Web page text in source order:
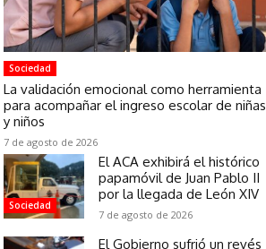
Sociedad
La validación emocional como herramienta
para acompañar el ingreso escolar de niñas
y niños
7 de agosto de 2026
Sociedad
El ACA exhibirá el histórico
papamóvil de Juan Pablo II
por la llegada de León XIV
7 de agosto de 2026
El Gobierno sufrió un revés